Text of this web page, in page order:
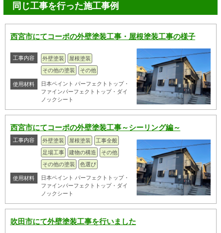
同じ工事を行った施工事例
西宮市にてコーポの外壁塗装工事・屋根塗装工事の様子
工事内容 外壁塗装
屋根塗装
その他の塗装
その他
使用材料
日本ペイント パーフェクトトップ・
ファインパーフェクトトップ・ダイ
ノックシート
西宮市にてコーポの外壁塗装工事～シーリング編～
工事内容 外壁塗装 屋根塗装
工事全般
足場工事
建物の構造
その他
その他の塗装
色選び
使用材料
日本ペイント パーフェクトトップ・
ファインパーフェクトトップ・ダイ
ノックシート
吹田市にて外壁塗装工事を行いました